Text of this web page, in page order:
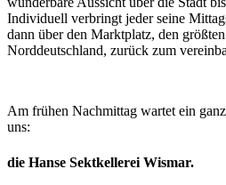
Individuell verbringt jeder seine
dann über den Marktplatz, den
Norddeutschland, zurück zum
Am frühen Nachmittag wartet ein
uns:
die Hanse Sektkellerei Wismar.